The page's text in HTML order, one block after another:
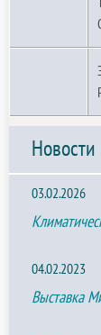
03.02.2026
04.02.2023
Выставка